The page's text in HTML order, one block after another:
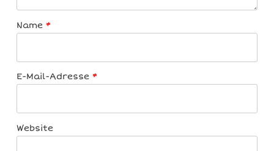
Name*
E-Mail-Adresse*
Website